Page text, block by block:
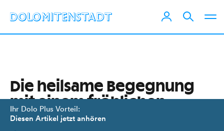
Ihr Dolo Plus Vorteil:
Diesen Artikel jetzt anhören
Die heilsame Begegnung
mit einem fröhlichen
Menschen